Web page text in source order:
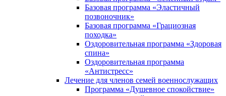
Базовая программа «Эластичный
позвоночник»
Базовая программа «Грациозная
походка»
Оздоровительная программа «Здоровая
спина»
Оздоровительная программа
«Антистресс»
Лечение для членов семей военнослужащих
Программа «Душевное спокойствие»